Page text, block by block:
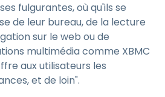
fulgurantes, où qu'ils se
de leur bureau, de la lecture
sur le web ou de
multimédia comme XBMC
aux utilisateurs les
et de loin".